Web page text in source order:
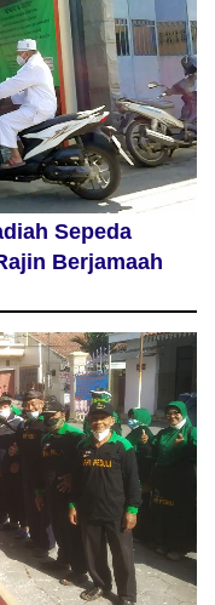
Sepeda
Berjamaah